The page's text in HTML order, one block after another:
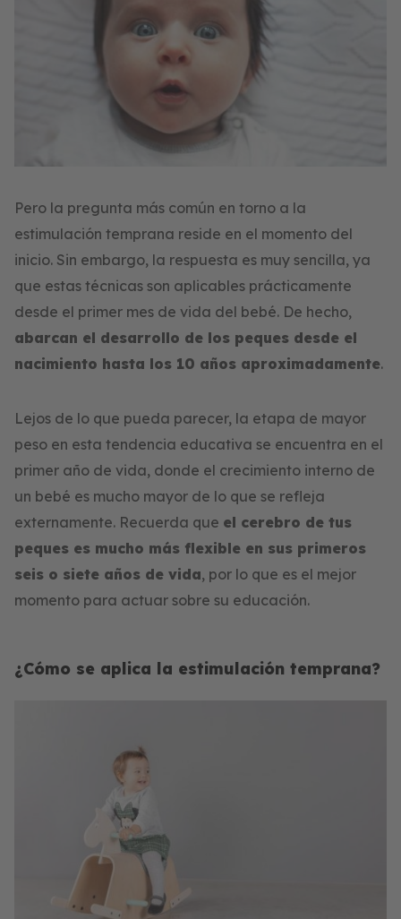
Pero la pregunta más común en torno a la
estimulación temprana reside en el momento del
inicio. Sin embargo, la respuesta es muy sencilla, ya
que estas técnicas son aplicables prácticamente
desde el primer mes de vida del bebé. De hecho,
abarcan el desarrollo de los peques desde el
nacimiento hasta los 10 años aproximadamente.
Lejos de lo que pueda parecer, la etapa de mayor
peso en esta tendencia educativa se encuentra en el
primer año de vida, donde el crecimiento interno de
un bebé es mucho mayor de lo que se refleja
externamente. Recuerda que el cerebro de tus
peques es mucho más flexible en sus primeros
seis o siete años de vida, por lo que es el mejor
momento para actuar sobre su educación.
¿Cómo se aplica la estimulación temprana?